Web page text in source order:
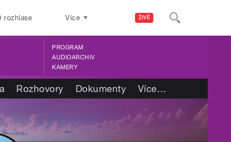
ŽIVĚ
rozhlase Více
PROGRAM
AUDIOARCHIV
KAMERY
Rozhovory Dokumenty Více…